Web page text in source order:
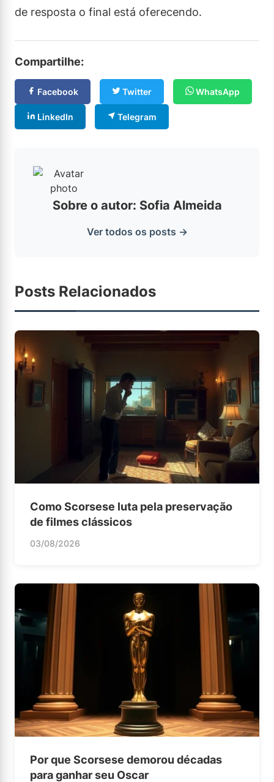
de resposta o final está oferecendo.
Compartilhe:
Facebook Twitter WhatsApp
LinkedIn Telegram
Sobre o autor: Sofia Almeida
Ver todos os posts →
Posts Relacionados
Como Scorsese luta pela preservação
de filmes clássicos
03/08/2026
Por que Scorsese demorou décadas
para ganhar seu Oscar